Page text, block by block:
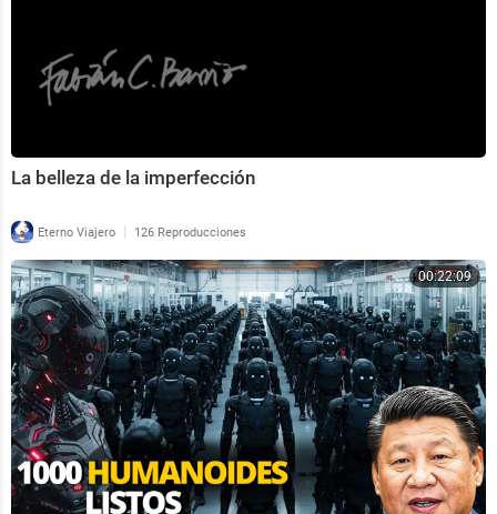
La belleza de la imperfección
Eterno Viajero | 126 Reproducciones
00:22:09